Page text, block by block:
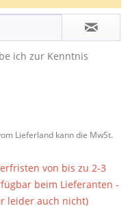
ich zur Kenntnis
Lieferland kann die MwSt.
von bis zu 2-3
beim Lieferanten -
leider auch nicht)